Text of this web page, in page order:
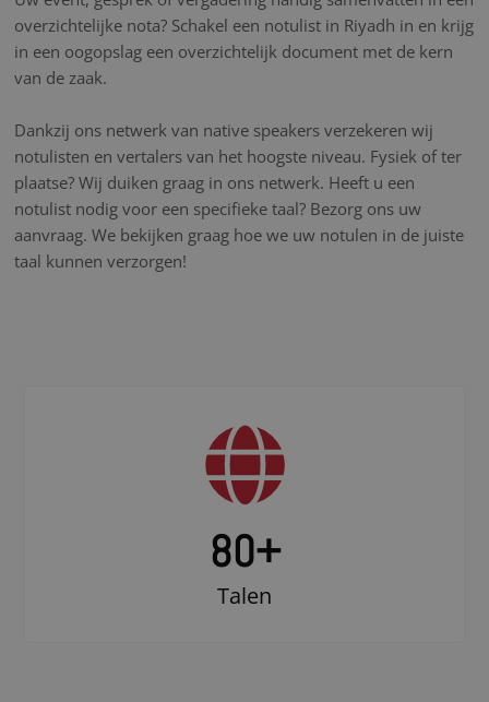
overzichtelijke nota? Schakel een notulist in Riyadh in en krijg
in een oogopslag een overzichtelijk document met de kern
van de zaak.
Dankzij ons netwerk van native speakers verzekeren wij
notulisten en vertalers van het hoogste niveau. Fysiek of ter
plaatse? Wij duiken graag in ons netwerk. Heeft u een
notulist nodig voor een specifieke taal? Bezorg ons uw
aanvraag. We bekijken graag hoe we uw notulen in de juiste
taal kunnen verzorgen!
80+
Talen